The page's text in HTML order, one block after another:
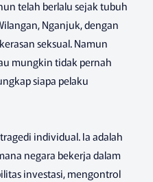
telah berlalu sejak tubuh
Nganjuk, dengan
seksual. Namun
mungkin tidak pernah
siapa pelaku
individual. Ia adalah
negara bekerja dalam
investasi, mengontrol